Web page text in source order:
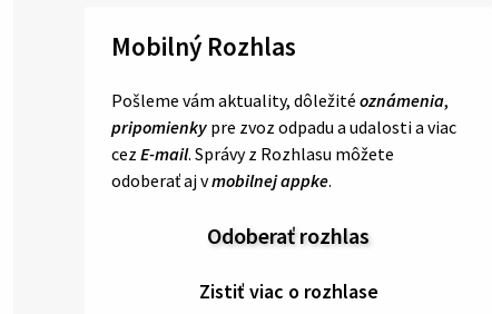
Mobilný Rozhlas
Pošleme vám aktuality, dôležité oznámenia,
pripomienky pre zvoz odpadu a udalosti a viac
cez E-mail. Správy z Rozhlasu môžete
odoberať aj vmobilnej appke.
Odoberať rozhlas
Zistiť viac o rozhlase